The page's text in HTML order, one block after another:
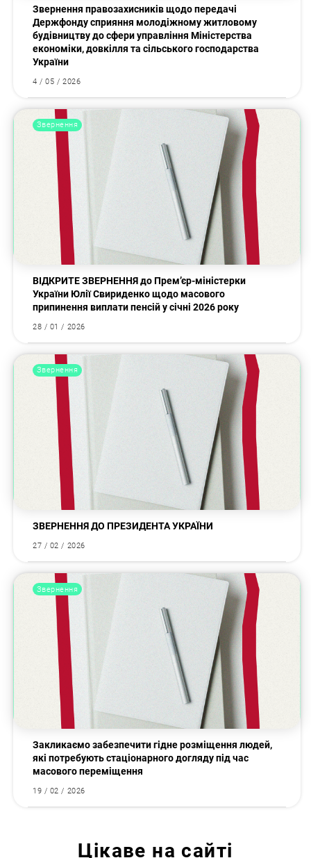
Звернення правозахисників щодо передачі
Держфонду сприяння молодіжному житловому
будівництву до сфери управління Міністерства
економіки, довкілля та сільського господарства
України
4 / 05 / 2026
Звернення
ВІДКРИТЕ ЗВЕРНЕННЯ до Прем’єр-міністерки
України Юлії Свириденко щодо масового
припинення виплати пенсій у січні 2026 року
28 / 01 / 2026
Звернення
ЗВЕРНЕННЯ ДО ПРЕЗИДЕНТА УКРАЇНИ
27 / 02 / 2026
Звернення
Закликаємо забезпечити гідне розміщення людей,
які потребують стаціонарного догляду під час
масового переміщення
19 / 02 / 2026
Цікаве на сайті